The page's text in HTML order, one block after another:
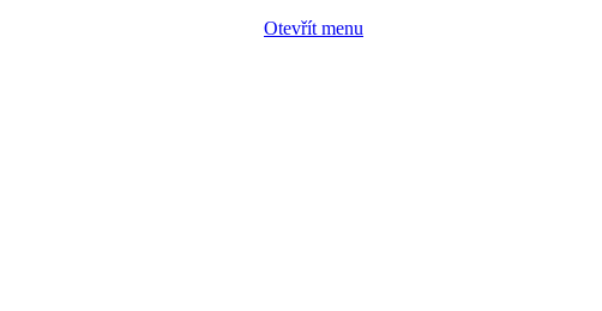
Otevřít menu